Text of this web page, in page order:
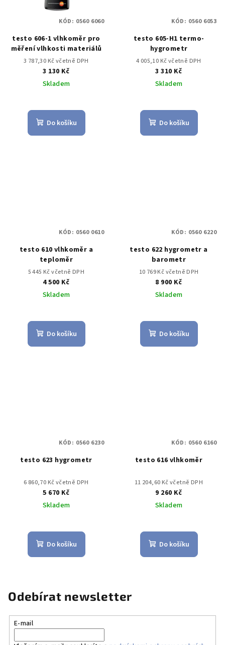
testo 606-1 vlhkoměr pro
měření vlhkosti materiálů
3 787,30 Kč včetně DPH
3 130 Kč
Skladem
Do košíku
KÓD: 0560 6060
testo 605-H1 termo-
hygrometr
4 005,10 Kč včetně DPH
3 310 Kč
Skladem
Do košíku
KÓD: 0560 6053
testo 610 vlhkoměr a
teploměr
5 445 Kč včetně DPH
4 500 Kč
Skladem
Do košíku
KÓD: 0560 0610
testo 622 hygrometr a
barometr
10 769 Kč včetně DPH
8 900 Kč
Skladem
Do košíku
KÓD: 0560 6220
testo 623 hygrometr
6 860,70 Kč včetně DPH
5 670 Kč
Skladem
Do košíku
KÓD: 0560 6230
testo 616 vlhkoměr
11 204,60 Kč včetně DPH
9 260 Kč
Skladem
Do košíku
KÓD: 0560 6160
Odebírat newsletter
E-mail